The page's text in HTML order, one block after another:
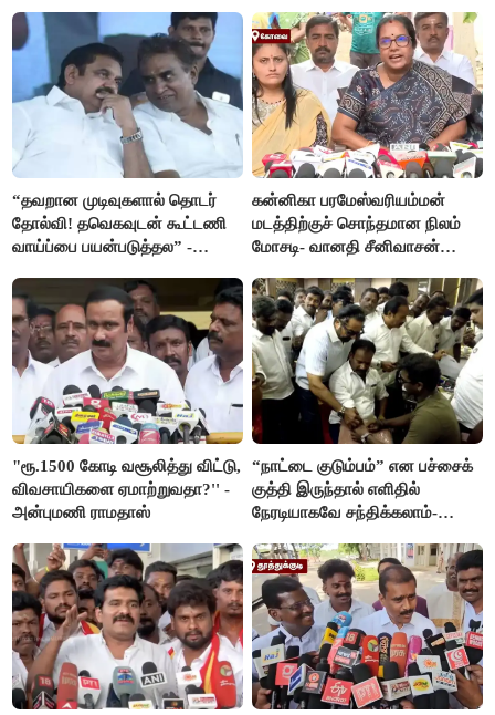
“தவறான முடிவுகளால் தொடர்
தோல்வி! தவெகவுடன் கூட்டணி
வாய்ப்பை பயன்படுத்தல” -
கன்னிகா பரமேஸ்வரியம்மன்
மடத்திற்குச் சொந்தமான நிலம்
மோசடி- வானதி சீனிவாசன்
"ரூ.1500 கோடி வசூலித்து விட்டு,
விவசாயிகளை ஏமாற்றுவதா?'' -
அன்புமணி ராமதாஸ்
“நாட்டை குடும்பம்” என பச்சைக்
குத்தி இருந்தால் எளிதில்
நேரடியாகவே சந்திக்கலாம்-